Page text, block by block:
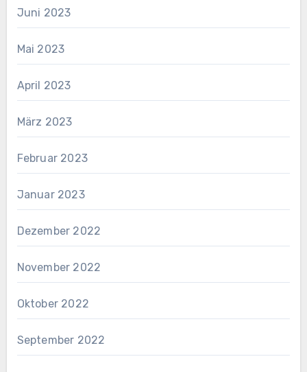
Juni 2023
Mai 2023
April 2023
März 2023
Februar 2023
Januar 2023
Dezember 2022
November 2022
Oktober 2022
September 2022